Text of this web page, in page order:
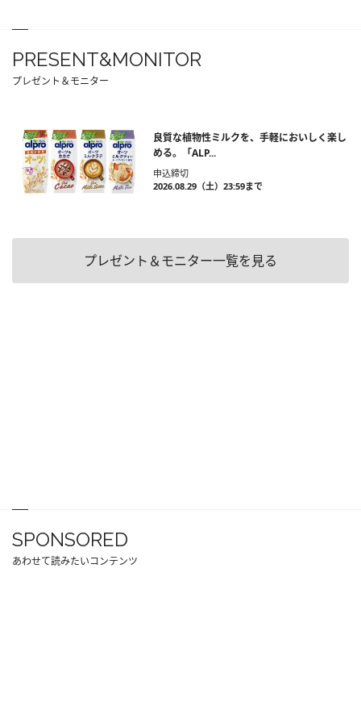
PRESENT&MONITOR
プレゼント＆モニター
良質な植物性ミルクを、手軽においしく楽し
める。「ALP...
申込締切
2026.08.29（土）23:59まで
プレゼント＆モニター一覧を見る
SPONSORED
あわせて読みたいコンテンツ